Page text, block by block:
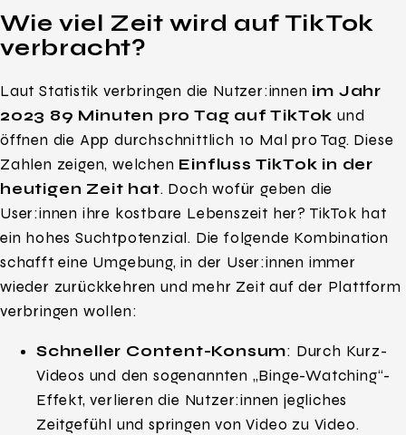
Wie viel Zeit wird auf TikTok
verbracht?
Laut Statistik verbringen die Nutzer:innen im Jahr
2023 89 Minuten pro Tag auf TikTok und
öffnen die App durchschnittlich 10 Mal pro Tag. Diese
Zahlen zeigen, welchen Einfluss TikTok in der
heutigen Zeit hat. Doch wofür geben die
User:innen ihre kostbare Lebenszeit her? TikTok hat
ein hohes Suchtpotenzial. Die folgende Kombination
schafft eine Umgebung, in der User:innen immer
wieder zurückkehren und mehr Zeit auf der Plattform
verbringen wollen:
Schneller Content-Konsum: Durch Kurz-
Videos und den sogenannten „Binge-Watching“-
Effekt, verlieren die Nutzer:innen jegliches
Zeitgefühl und springen von Video zu Video.